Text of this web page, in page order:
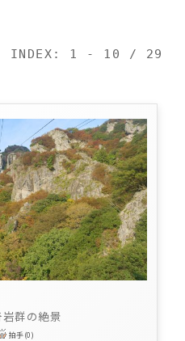
INDEX: 1 - 10 / 29
群の絶景
拍手(0)